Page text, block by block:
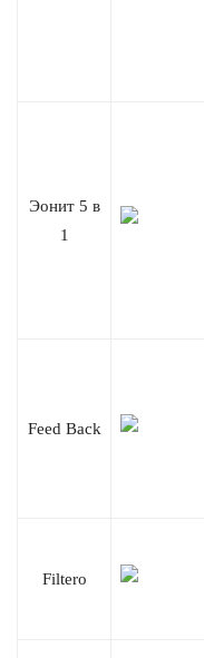
Эонит 5 в
1
Feed Back
Filtero